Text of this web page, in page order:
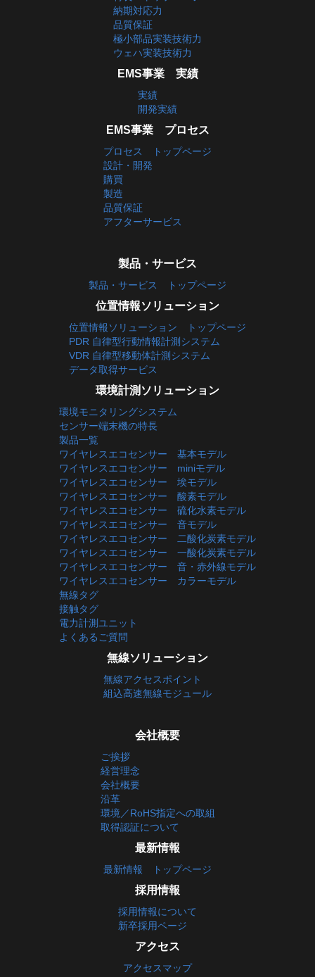
納期対応力
品質保証
極小部品実装技術力
ウェハ実装技術力
EMS事業 実績
実績
開発実績
EMS事業 プロセス
プロセス トップページ
設計・開発
購買
製造
品質保証
アフターサービス
製品・サービス
製品・サービス トップページ
位置情報ソリューション
位置情報ソリューション トップページ
PDR 自律型行動情報計測システム
VDR 自律型移動体計測システム
データ取得サービス
環境計測ソリューション
環境モニタリングシステム
センサー端末機の特長
製品一覧
ワイヤレスエコセンサー 基本モデル
ワイヤレスエコセンサー miniモデル
ワイヤレスエコセンサー 埃モデル
ワイヤレスエコセンサー 酸素モデル
ワイヤレスエコセンサー 硫化水素モデル
ワイヤレスエコセンサー 音モデル
ワイヤレスエコセンサー 二酸化炭素モデル
ワイヤレスエコセンサー 一酸化炭素モデル
ワイヤレスエコセンサー 音・赤外線モデル
ワイヤレスエコセンサー カラーモデル
無線タグ
接触タグ
電力計測ユニット
よくあるご質問
無線ソリューション
無線アクセスポイント
組込高速無線モジュール
会社概要
ご挨拶
経営理念
会社概要
沿革
環境／RoHS指定への取組
取得認証について
最新情報
最新情報 トップページ
採用情報
採用情報について
新卒採用ページ
アクセス
アクセスマップ